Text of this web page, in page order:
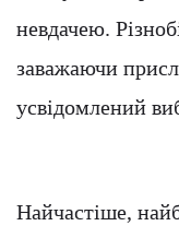
невдачею.
заважаючи
усвідомлений
Найчастіше,